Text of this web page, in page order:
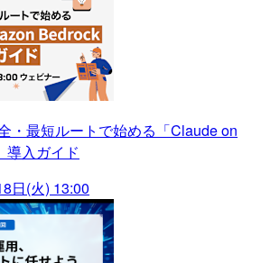
・最短ルートで始める「Claude on
導入ガイド
日(火) 13:00